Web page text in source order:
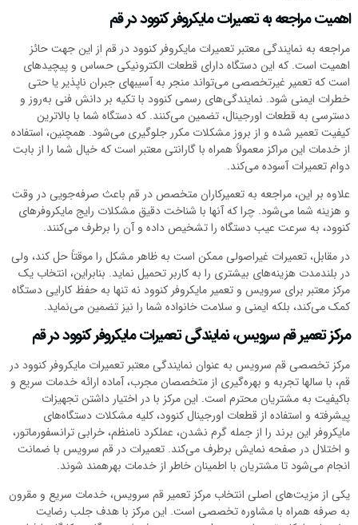
اهمیت مراجعه به تعمیرات مایکروفر کنوود در قم
مراجعه به نمایندگی معتبر تعمیرات مایکروفر کنوود در قم از این جهت حائز
اهمیت است. که این دستگاه دارای قطعات الکترونیکی حساس و پیچیدهای
است که تعمیر غیرتخصصی می‌تواند منجر به آسیبهای جبران ناپذیر یا حتی
خطرات ایمنی شود. نمایندگی‌های رسمی کنوود با تکیه بر دانش فنی به‌روز و
دسترسی به قطعات اورجینال، تضمین می‌کنند. که دستگاه شما با بالاترین
کیفیت تعمیر شده و از بروز مشکلات مکرر جلوگیری می‌شود. همچنین، استفاده
از خدمات این مراکز معمولاً همراه با گارانتی معتبر است که خیال شما را از بابت
دوام تعمیرات آسوده می‌کند.
علاوه بر این، مراجعه به تعمیرکاران متخصص در قم باعث صرفه‌جویی در وقت
و هزینه شما می‌شود. چرا که آنها با شناخت دقیق مشکلات رایج مایکروفرهای
کنوود، به سرعت عیب دستگاه را تشخیص داده و آن را برطرف می‌کنند.
در مقابل، تعمیرات غیراصولی ممکن است به ظاهر مشکل را موقتاً حل کند، ولی
در بلندمدت هزینه‌های بیشتری را به کاربر تحمیل نماید. بنابراین، انتخاب یک
مرکز معتبر برای سرویس و تعمیر مایکروفر کنوود نه تنها به حفظ کارایی دستگاه
کمک می‌کند، بلکه ایمنی و سلامت خانواده شما را نیز تضمین می‌نماید.
مرکز تعمیر قم سرویس، نمایندگی تعمیرات مایکروفر کنوود در قم
مرکز تخصصی قم سرویس به عنوان نمایندگی معتبر تعمیرات مایکروفر کنوود در
قم، با سالها تجربه و بهره‌گیری از متخصصان مجرب، آماده ارائه خدمات سریع و
باکیفیت به مشتریان محترم است. این مرکز با در اختیار داشتن تجهیزات
پیشرفته و استفاده از قطعات اورجینال کنوود، کلیه مشکلات دستگاه‌های
مایکروفر این برند را از جمله گرم نشدن، عملکرد نامنظم، خرابی ترانسفورماتور،
و اختلال در صفحه نمایش برطرف می‌کند. تعمیرات در قم سرویس با ضمانت
انجام می‌شود تا مشتریان با اطمینان خاطر از خدمات بهرهمند شوند.
یکی از مزیت‌های اصلی انتخاب مرکز تعمیر قم سرویس، خدمات سریع و مقرون
به صرفه همراه با مشاوره تخصصی است. این مرکز با هدف جلب رضایت